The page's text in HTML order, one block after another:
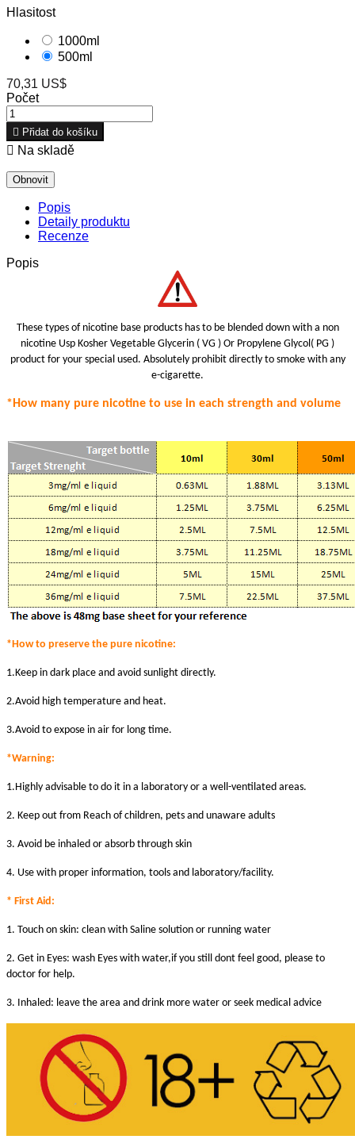
Hlasitost
1000ml
500ml
70,31 US$
Počet
 Přidat do košíku
 Na skladě
Popis
Detaily produktu
Recenze
Popis
These types of nicotine base products has to be blended down with a non
nicotine Usp Kosher Vegetable Glycerin ( VG ) Or Propylene Glycol( PG )
product for your special used. Absolutely prohibit directly to smoke with any
e-cigarette.
*How many pure nicotine to use in each strength and volume
*How to preserve the pure nicotine:
1.Keep in dark place and avoid sunlight directly.
2.Avoid high temperature and heat.
3.Avoid to expose in air for long time.
*Warning:
1.Highly advisable to do it in a laboratory or a well-ventilated areas.
2. Keep out from Reach of children, pets and unaware adults
3. Avoid be inhaled or absorb through skin
4. Use with proper information, tools and laboratory/facility.
* First Aid:
1. Touch on skin: clean with Saline solution or running water
2. Get in Eyes: wash Eyes with water,if you still dont feel good, please to
doctor for help.
3. Inhaled: leave the area and drink more water or seek medical advice